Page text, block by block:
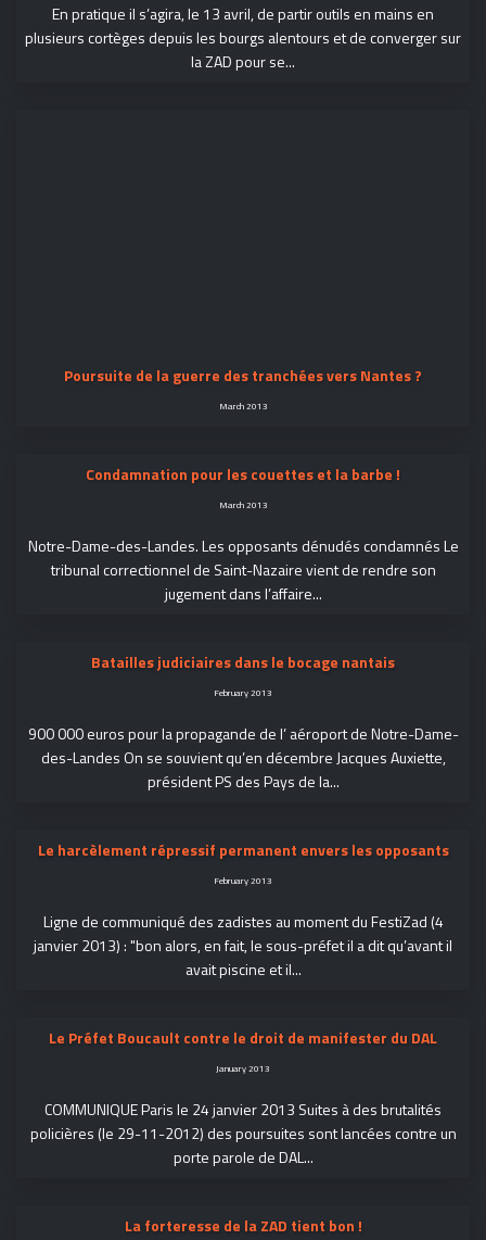
En pratique il s’agira, le 13 avril, de partir outils en mains en
plusieurs cortèges depuis les bourgs alentours et de converger sur
la ZAD pour se...
Poursuite de la guerre des tranchées vers Nantes ?
March 2013
Condamnation pour les couettes et la barbe !
March 2013
Notre-Dame-des-Landes. Les opposants dénudés condamnés Le
tribunal correctionnel de Saint-Nazaire vient de rendre son
jugement dans l’affaire...
Batailles judiciaires dans le bocage nantais
February 2013
900 000 euros pour la propagande de l’ aéroport de Notre-Dame-
des-Landes On se souvient qu’en décembre Jacques Auxiette,
président PS des Pays de la...
Le harcèlement répressif permanent envers les opposants
February 2013
Ligne de communiqué des zadistes au moment du FestiZad (4
janvier 2013) : "bon alors, en fait, le sous-préfet il a dit qu’avant il
avait piscine et il...
Le Préfet Boucault contre le droit de manifester du DAL
January 2013
COMMUNIQUE Paris le 24 janvier 2013 Suites à des brutalités
policières (le 29-11-2012) des poursuites sont lancées contre un
porte parole de DAL...
La forteresse de la ZAD tient bon !